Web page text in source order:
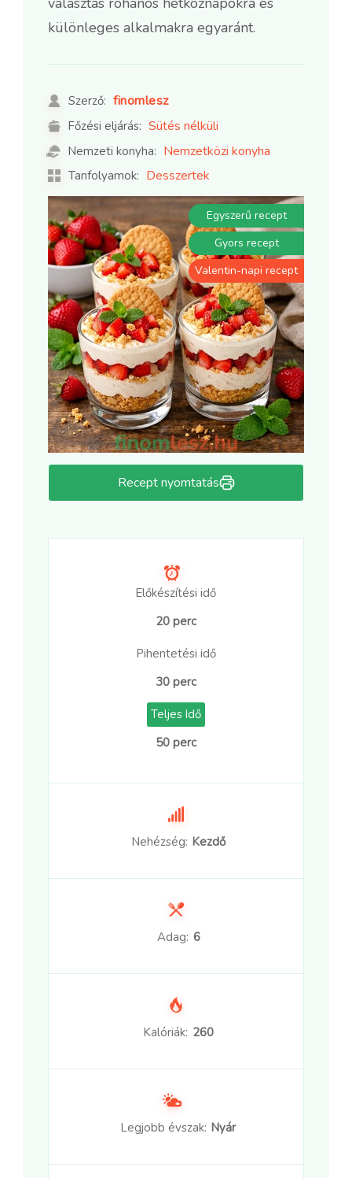
különleges alkalmakra egyaránt.
Szerző: finomlesz
Főzési eljárás: Sütés nélküli
Nemzeti konyha: Nemzetközi konyha
Tanfolyamok: Desszertek
Recept nyomtatás
Egyszerű recept
Gyors recept
Valentin-napi recept
Előkészítési idő
20 perc
Pihentetési idő
30 perc
Teljes Idő
50 perc
Nehézség: Kezdő
Adag: 6
Kalóriák: 260
Legjobb évszak: Nyár